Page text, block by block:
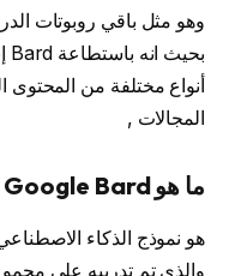
وهو مثل باقي روبوتات
أنواع مختلفة من المحتوى
المجالات ,
ما هو Google Bard ؟
هو نموذج الذكاء
والذي تم تدريبه على